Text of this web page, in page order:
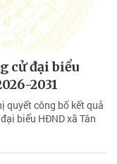
cử đại biểu
2031
quyết công bố kết quả
biểu HĐND xã Tân